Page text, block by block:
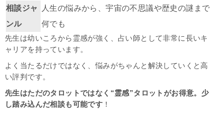
相談ジャ
ンル
人生の悩みから、宇宙の不思議や歴史の謎まで
何でも
先生は幼いころから霊感が強く、占い師として非常に長いキ
ャリアを持っています。
よく当たるだけではなく、悩みがちゃんと解決していくと高
い評判です。
先生はただのタロットではなく“霊感”タロットがお得意。少
し踏み込んだ相談も可能です ！